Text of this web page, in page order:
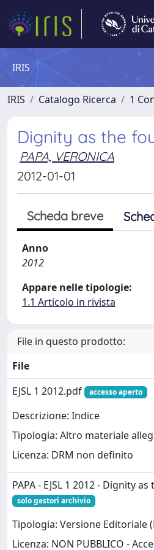
IRIS
IRIS Catalogo Ricerca 1
Dignity as the
PAPA, VERONICA
2012-01-01
Scheda breve
Anno
2012
Appare nelle tipologie:
1.1 Articolo in rivista
File in questo prodotto:
File
EJSL 1 2012.pdf
accesso aperto
Descrizione: Indice
Tipologia: Altro materiale
Licenza: DRM non definito
PAPA - EJSL 1 2012 - Dignity
solo gestori archivio
Tipologia: Versione Editoriale
Licenza: NON PUBBLICO -